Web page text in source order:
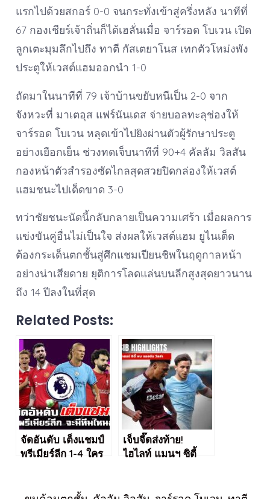
แรกไปด้วยสกอร์ 0-0 จนกระทั่งเข้าสู่ครึ่งหลัง นาทีที่
67 กองเชียร์เจ้าถิ่นก็ได้เฮลั่นเมื่อ จาร์รอด โบเวน เปิด
ลูกเตะมุมลึกไปถึง ทาตี กัสเตยาโนส เทกตัวโหม่งพัง
ประตูให้เวสต์แฮมออกนำ 1-0
ถัดมาในนาทีที่ 79 เจ้าบ้านขยับหนีเป็น 2-0 จาก
จังหวะที่ มาเตอุส แฟร์นันเดส จ่ายบอลทะลุช่องให้
จาร์รอด โบเวน หลุดเข้าไปยิงผ่านตัวผู้รักษาประตู
อย่างเยือกเย็น ช่วงทดเจ็บนาทีที่ 90+4 คัลลัม วิลสัน
กองหน้าตัวสำรองซัดไกลสุดสวยปิดกล่องให้เวสต์
แฮมชนะไปเด็ดขาด 3-0
ทว่าชัยชนะนัดนี้กลับกลายเป็นความเศร้า เมื่อผลการ
แข่งขันคู่อื่นไม่เป็นใจ ส่งผลให้เวสต์แฮม ยูไนเต็ด
ต้องกระเด็นตกชั้นสู่ศึกแชมเปียนชิพในฤดูกาลหน้า
อย่างน่าเสียดาย ยุติการโลดแล่นบนลีกสูงสุดยาวนาน
ถึง 14 ปีลงในที่สุด
Related Posts:
จัดอันดับ เต็งแชมป์
พรีเมียร์ลีก 1-4 ใคร
เจ็บจี๊ดส่งท้าย!
ไฮไลท์ แมนฯ ซิตี้